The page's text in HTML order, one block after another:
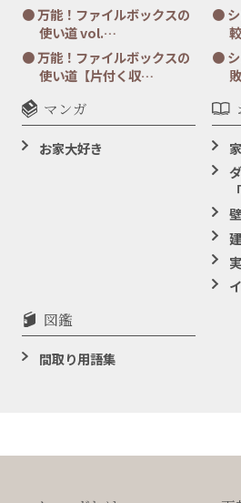
万能！ファイルボックスの
使い道 vol.…
万能！ファイルボックスの
使い道【片付く収…
マンガ
お家大好き
図鑑
間取り用語集